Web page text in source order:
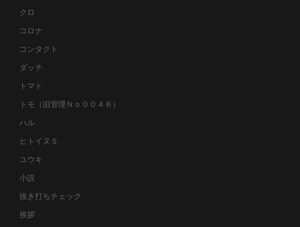
クロ
コロナ
コンタクト
ダッチ
トマト
トモ（旧管理Ｎｏ００４６）
ハル
ヒトイヌＳ
ユウキ
小説
抜き打ちチェック
挨拶